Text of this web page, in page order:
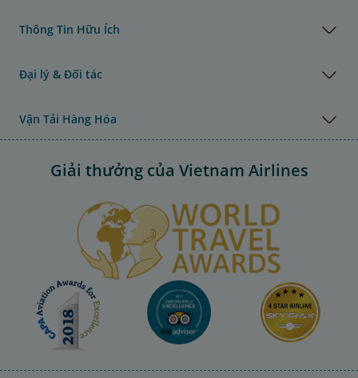
Thông Tin Hữu Ích
Đại lý & Đối tác
Vận Tải Hàng Hóa
Giải thưởng của Vietnam Airlines